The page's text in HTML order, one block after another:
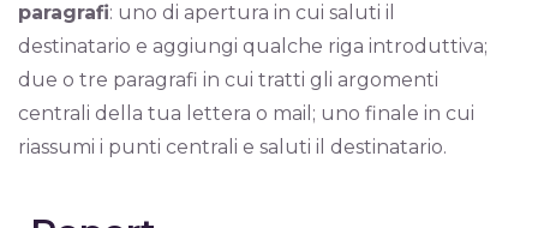
paragrafi: uno di apertura in cui saluti il
destinatario e aggiungi qualche riga introduttiva;
due o tre paragrafi in cui tratti gli argomenti
centrali della tua lettera o mail; uno finale in cui
riassumi i punti centrali e saluti il destinatario.